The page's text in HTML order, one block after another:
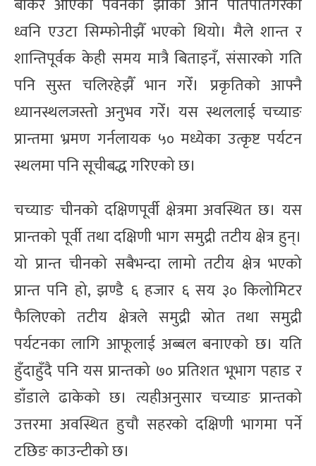
बोकेर आएका पवनको झोँका अनि पातपतिंगरको
ध्वनि एउटा सिम्फोनीझैँ भएको थियो। मैले शान्त र
शान्तिपूर्वक केही समय मात्रै बिताइनँ, संसारको गति
पनि सुस्त चलिरहेझैँ भान गरेँ। प्रकृतिको आफ्नै
ध्यानस्थलजस्तो अनुभव गरेँ। यस स्थललाई चच्याङ
प्रान्तमा भ्रमण गर्नलायक ५० मध्येका उत्कृष्ट पर्यटन
स्थलमा पनि सूचीबद्ध गरिएको छ।
चच्याङ चीनको दक्षिणपूर्वी क्षेत्रमा अवस्थित छ। यस
प्रान्तको पूर्वी तथा दक्षिणी भाग समुद्री तटीय क्षेत्र हुन्।
यो प्रान्त चीनको सबैभन्दा लामो तटीय क्षेत्र भएको
प्रान्त पनि हो, झण्डै ६ हजार ६ सय ३० किलोमिटर
फैलिएको तटीय क्षेत्रले समुद्री स्रोत तथा समुद्री
पर्यटनका लागि आफूलाई अब्बल बनाएको छ। यति
हुँदाहुँदै पनि यस प्रान्तको ७० प्रतिशत भूभाग पहाड र
डाँडाले ढाकेको छ। त्यहीअनुसार चच्याङ प्रान्तको
उत्तरमा अवस्थित हुचौ सहरको दक्षिणी भागमा पर्ने
टछिङ काउन्टीको छ।